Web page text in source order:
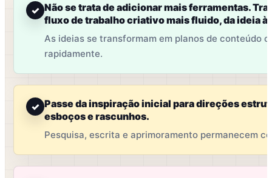
✓ Não se trata de adicionar mais ferramentas.
fluxo de trabalho criativo mais fluido, da ideia à
As ideias se transformam em planos de conteúdo
rapidamente.
✓ Passe da inspiração inicial para direções
esboços e rascunhos.
Pesquisa, escrita e aprimoramento permanecem